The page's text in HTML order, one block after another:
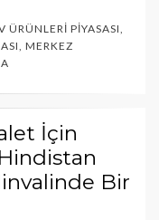
ÜRÜNLERI PIYASASI
MERKEZ
İçin
Bir